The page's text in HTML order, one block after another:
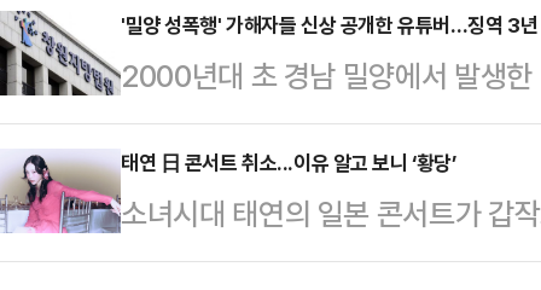
의) 탄핵소추는 그걸 넘지 않았고
라며 이같이 밝혔다.특히 문 권한대
우리 사회가 성장하기 …
만들겠다"고 강조했다.홍준표 예비
캠프에서 '선진대국 국가대개혁
우리 사회에 정의·질서·공정이 무
죄 정치인, 법비 등 소위 ‘법꾸라지
홍 예비후보는 우선 "법과 원칙이
다"며 "12개 …
'밀양 성폭행' 가해자들 신상 공개한 유튜버…징역 3
2000년대 초 경남 밀양에서 발생
로 공개한 유튜버 '집행인'이 1심에
르면 창원지방법원 형사6단독(우
관한 법률 위반 등 혐의로 기소된
선고하고 566만원 추징을 명령했
태연 日 콘서트 취소...이유 알고 보니 ‘황당’
소녀시대 태연의 일본 콘서트가 갑
엔터테인먼트는 일본 공식 홈페이